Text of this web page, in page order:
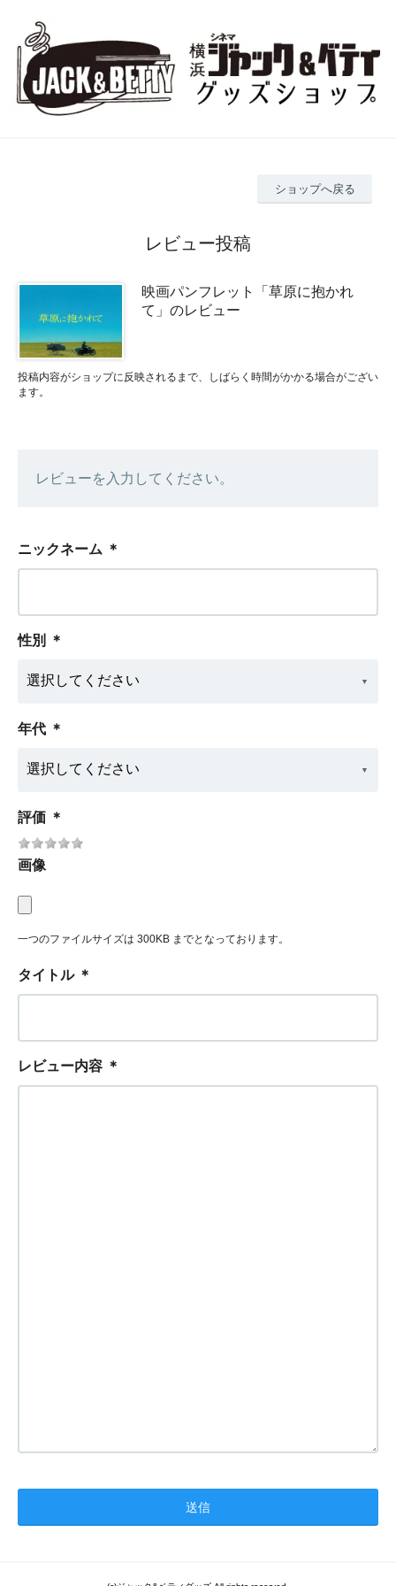
ショップへ戻る
レビュー投稿
映画パンフレット「草原に抱かれ
て」のレビュー
投稿内容がショップに反映されるまで、しばらく時間がかかる場合がござい
ます。
レビューを入力してください。
ニックネーム ＊
性別 ＊
年代 ＊
評価 ＊
画像
一つのファイルサイズは 300KB までとなっております。
タイトル ＊
レビュー内容 ＊